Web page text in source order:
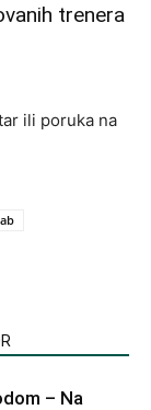
trenera
ili poruka na
– Na